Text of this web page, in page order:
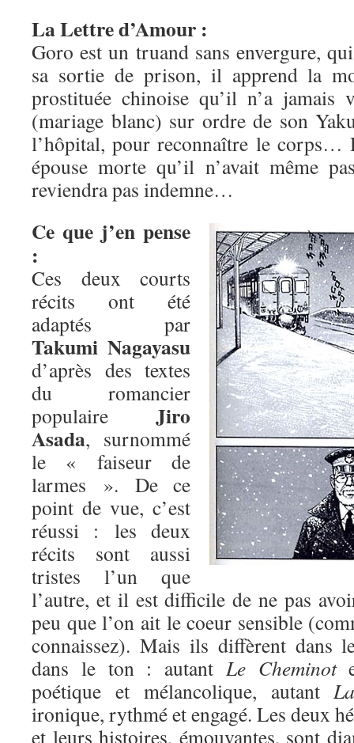
La Lettre d’Amour :
Goro est un truand sans envergure,
sa sortie de prison, il apprend la
prostituée chinoise qu’il n’a jamais
(mariage blanc) sur ordre de son
l’hôpital, pour reconnaître le corps…
épouse morte qu’il n’avait même
reviendra pas indemne…
Ce que j’en pense
:
Ces deux courts
récits ont été
adaptés par
Takumi Nagayasu
d’après des textes
du romancier
populaire Jiro
Asada, surnommé
le « faiseur de
larmes ». De ce
point de vue, c’est
réussi : les deux
récits sont aussi
tristes l’un que
l’autre, et il est difficile de ne pas
peu que l’on ait le coeur sensible
connaissez). Mais ils diffèrent dans
dans le ton : autant Le Cheminot
poétique et mélancolique, autantLa
ironique, rythmé et engagé. Les deux
et leurs histoires, émouvantes, sont